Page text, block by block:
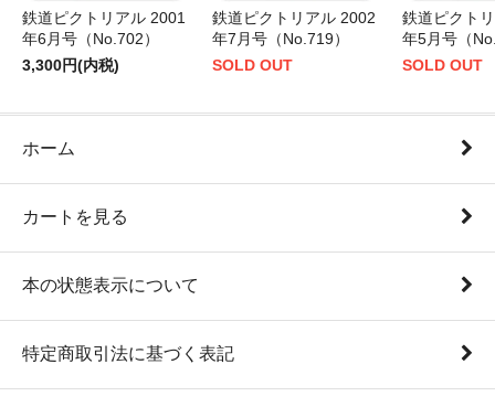
鉄道ピクトリアル 2001
年6月号（No.702）
3,300円(内税)
鉄道ピクトリアル 2002
年7月号（No.719）
SOLD OUT
鉄道ピクト
年5月号（
SOLD OUT
ホーム
カートを見る
本の状態表示について
特定商取引法に基づく表記